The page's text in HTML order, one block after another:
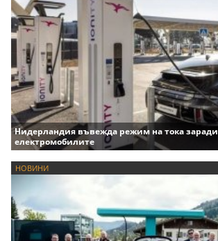
Нидерландия въвежда режим на тока заради
електромобилите
НОВИНИ